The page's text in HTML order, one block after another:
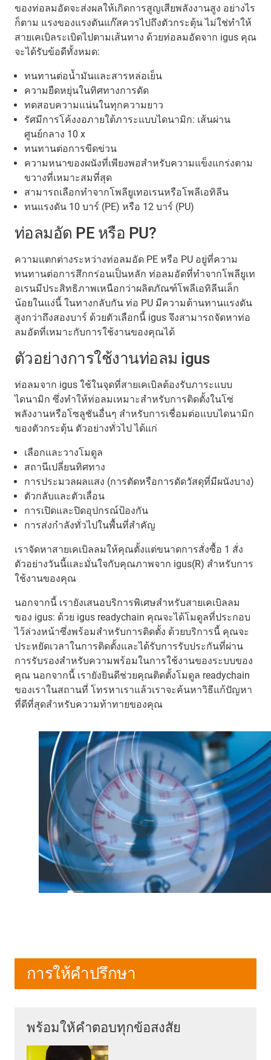
ของท่อลมอัดจะส่งผลให้เกิดการสูญเสียพลังงานสูง อย่างไร
ก็ตาม แรงของแรงดันแก๊สควรไปถึงตัวกระตุ้น ไม่ใช่ทำให้
สายเคเบิลระเบิดไปตามเส้นทาง ด้วยท่อลมอัดจาก igus คุณ
จะได้รับข้อดีทั้งหมด:
ทนทานต่อน้ำมันและสารหล่อเย็น
ความยืดหยุ่นในทิศทางการดัด
ทดสอบความแน่นในทุกความยาว
รัศมีการโค้งงอภายใต้ภาระแบบไดนามิก: เส้นผ่าน
ศูนย์กลาง 10 x
ทนทานต่อการขีดข่วน
ความหนาของผนังที่เพียงพอสำหรับความแข็งแกร่งตาม
ขวางที่เหมาะสมที่สุด
สามารถเลือกทำจากโพลียูเทอเรนหรือโพลีเอทิลีน
ทนแรงดัน 10 บาร์ (PE) หรือ 12 บาร์ (PU)
ท่อลมอัด PE หรือ PU?
ความแตกต่างระหว่างท่อลมอัด PE หรือ PU อยู่ที่ความ
ทนทานต่อการสึกกร่อนเป็นหลัก ท่อลมอัดที่ทำจากโพลียูเท
อเรนมีประสิทธิภาพเหนือกว่าผลิตภัณฑ์โพลีเอทิลีนเล็ก
น้อยในแง่นี้ ในทางกลับกัน ท่อ PU มีความต้านทานแรงดัน
สูงกว่าถึงสองบาร์ ด้วยตัวเลือกนี้ igus จึงสามารถจัดหาท่อ
ลมอัดที่เหมาะกับการใช้งานของคุณได้
ตัวอย่างการใช้งานท่อลม igus
ท่อลมจาก igus ใช้ในจุดที่สายเคเบิลต้องรับภาระแบบ
ไดนามิก ซึ่งทำให้ท่อลมเหมาะสำหรับการติดตั้งในโซ่
พลังงานหรือโซลูชันอื่นๆ สำหรับการเชื่อมต่อแบบไดนามิก
ของตัวกระตุ้น ตัวอย่างทั่วไป ได้แก่
เลือกและวางโมดูล
สถานีเปลี่ยนทิศทาง
การประมวลผลแสง (การตัดหรือการดัดวัสดุที่มีผนังบาง)
ตัวกลับและตัวเลื่อน
การเปิดและปิดอุปกรณ์ป้องกัน
การส่งกำลังทั่วไปในพื้นที่สำคัญ
เราจัดหาสายเคเบิลลมให้คุณตั้งแต่ขนาดการสั่งซื้อ 1 สั่ง
ตัวอย่างวันนี้และมั่นใจกับคุณภาพจาก igus(R) สำหรับการ
ใช้งานของคุณ
นอกจากนี้ เรายังเสนอบริการพิเศษสำหรับสายเคเบิลลม
ของ igus: ด้วย igus readychain คุณจะได้โมดูลที่ประกอบ
ไว้ล่วงหน้าซึ่งพร้อมสำหรับการติดตั้ง ด้วยบริการนี้ คุณจะ
ประหยัดเวลาในการติดตั้งและได้รับการรับประกันที่ผ่าน
การรับรองสำหรับความพร้อมในการใช้งานของระบบของ
คุณ นอกจากนี้ เรายังยินดีช่วยคุณติดตั้งโมดูล readychain
ของเราในสถานที่ โทรหาเราแล้วเราจะค้นหาวิธีแก้ปัญหา
ที่ดีที่สุดสำหรับความท้าทายของคุณ
การให้คำปรึกษา
พร้อมให้คำตอบทุกข้อสงสัย